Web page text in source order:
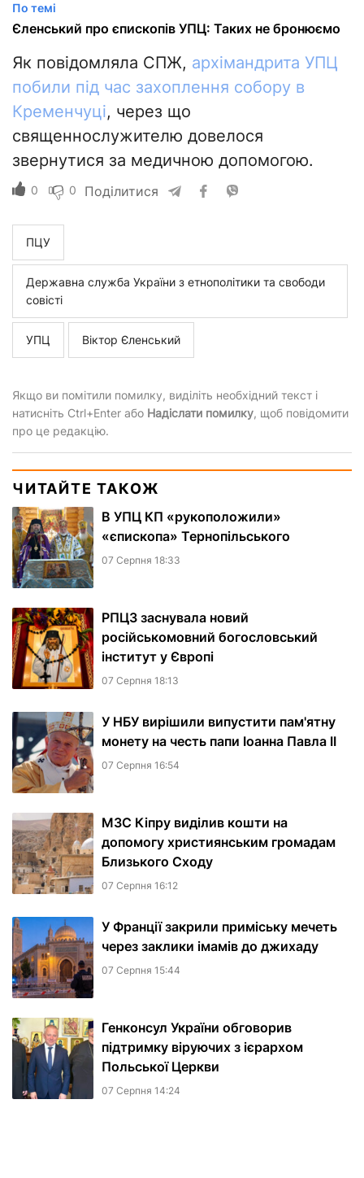
По темі
Єленський про єпископів УПЦ: Таких не бронюємо
Як повідомляла СПЖ, архімандрита УПЦ
побили під час захоплення собору в
Кременчуці, через що
священнослужителю довелося
звернутися за медичною допомогою.
0 0 Поділитися
ПЦУ
Державна служба України з етнополітики та свободи
совісті
УПЦ Віктор Єленський
Якщо ви помітили помилку, виділіть необхідний текст і
натисніть Ctrl+Enter або Надіслати помилку, щоб повідомити
про це редакцію.
ЧИТАЙТЕ ТАКОЖ
В УПЦ КП «рукоположили»
«єпископа» Тернопільського
07 Серпня 18:33
РПЦЗ заснувала новий
російськомовний богословський
інститут у Європі
07 Серпня 18:13
У НБУ вирішили випустити пам'ятну
монету на честь папи Іоанна Павла II
07 Серпня 16:54
МЗС Кіпру виділив кошти на
допомогу християнським громадам
Близького Сходу
07 Серпня 16:12
У Франції закрили приміську мечеть
через заклики імамів до джихаду
07 Серпня 15:44
Генконсул України обговорив
підтримку віруючих з ієрархом
Польської Церкви
07 Серпня 14:24